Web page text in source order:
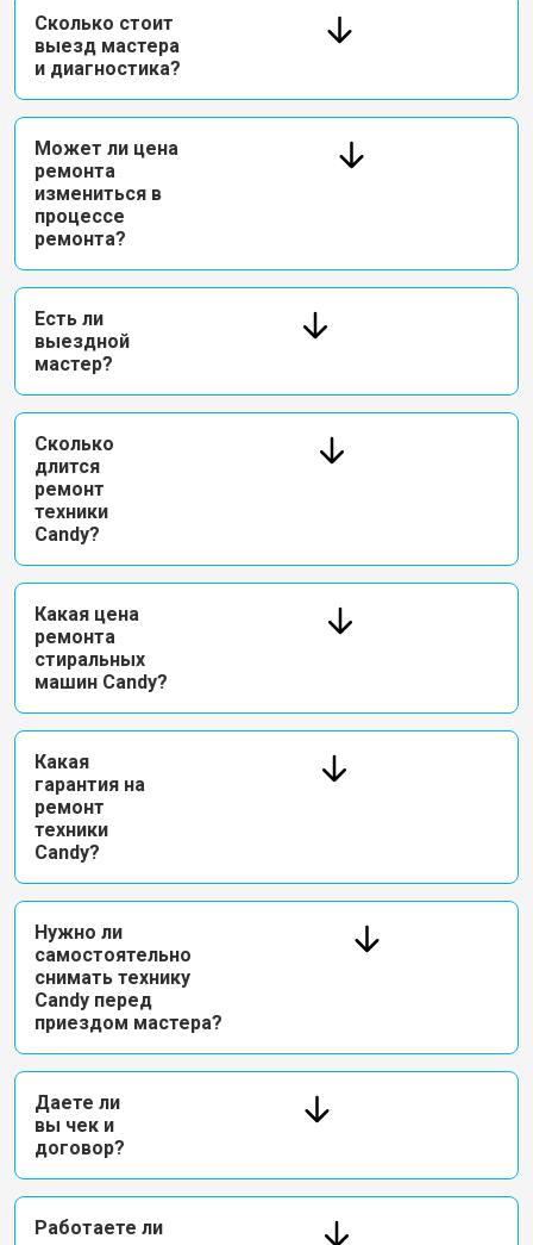
Сколько стоит
выезд мастера
и диагностика?
Может ли цена
ремонта
измениться в
процессе
ремонта?
Есть ли
выездной
мастер?
Сколько
длится
ремонт
техники
Candy?
Какая цена
ремонта
стиральных
машин Candy?
Какая
гарантия на
ремонт
техники
Candy?
Нужно ли
самостоятельно
снимать технику
Candy перед
приездом мастера?
Даете ли
вы чек и
договор?
Работаете ли